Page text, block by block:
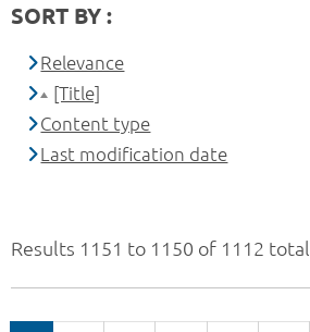
Results 1151 to 1150 of 1112 total
SORT BY :
Relevance
[Title]
Content type
Last modification date